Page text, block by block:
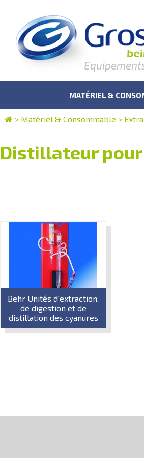
MATÉRIEL &
> Matériel & Consommable >
Distillateur
Behr Unités d'extraction,
de digestion et de
distillation des cyanures